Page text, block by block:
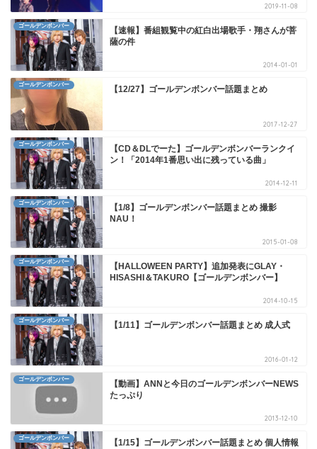
2019-11-08
ゴールデンボンバー
【速報】番組観覧中の紅白出場歌手・翔さんが菩
薩の件
2014-01-01
ゴールデンボンバー 【12/27】ゴールデンボンバー話題まとめ
2017-12-27
ゴールデンボンバー
【CD＆DLでーた】ゴールデンボンバーランクイ
ン！「2014年1番思い出に残っている曲」
2014-12-11
ゴールデンボンバー
【1/8】ゴールデンボンバー話題まとめ 撮影
NAU！
2015-01-08
ゴールデンボンバー
【HALLOWEEN PARTY】追加発表にGLAY・
HISASHI＆TAKURO【ゴールデンボンバー】
2014-10-15
ゴールデンボンバー 【1/11】ゴールデンボンバー話題まとめ 成人式
2016-01-12
ゴールデンボンバー
【動画】ANNと今日のゴールデンボンバーNEWS
たっぷり
2013-12-10
ゴールデンボンバー 【1/15】ゴールデンボンバー話題まとめ 個人情報